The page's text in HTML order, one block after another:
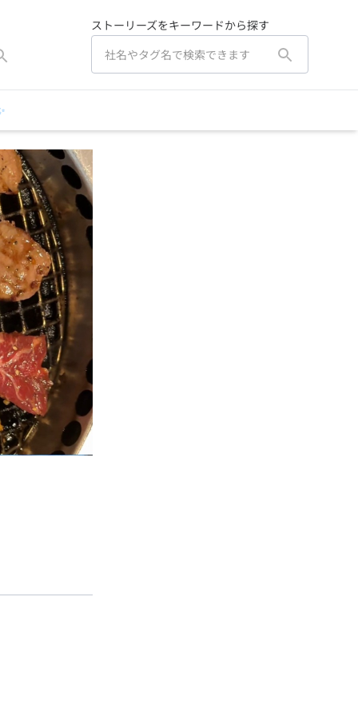
ストーリーズをキーワードから探す